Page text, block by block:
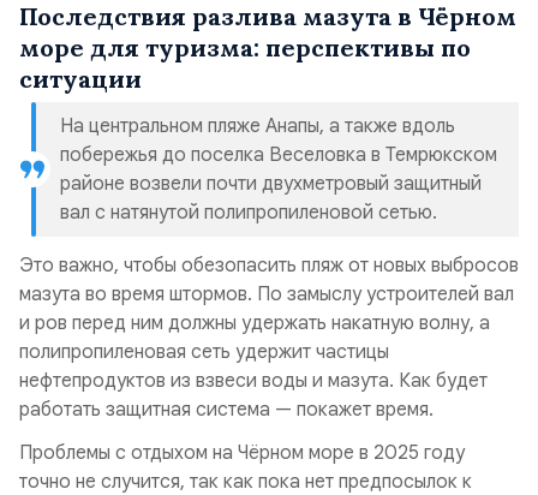
Последствия разлива мазута в Чёрном
море для туризма: перспективы по
ситуации
На центральном пляже Анапы, а также вдоль
побережья до поселка Веселовка в Темрюкском
районе возвели почти двухметровый защитный
вал с натянутой полипропиленовой сетью.
Это важно, чтобы обезопасить пляж от новых выбросов
мазута во время штормов. По замыслу устроителей вал
и ров перед ним должны удержать накатную волну, а
полипропиленовая сеть удержит частицы
нефтепродуктов из взвеси воды и мазута. Как будет
работать защитная система — покажет время.
Проблемы с отдыхом на Чёрном море в 2025 году
точно не случится, так как пока нет предпосылок к